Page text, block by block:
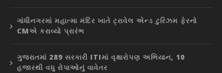
ગાંધીનગરમાં મહાત્મા મંદિર ખાતે ટ્રાવેલ એન્ડ ટુરિઝમ ફેરનો
CMએ કરાવ્યો પ્રારંભ
ગુજરાતમાં 289 સરકારી ITIમાં વૃક્ષારોપણ અભિયાન, 10
હજારથી વધુ રોપાઓનું વાવેતર